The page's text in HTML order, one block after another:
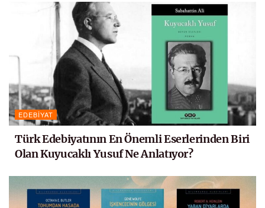
EDEBIYAT
Türk Edebiyatının En Önemli Eserlerinden Biri
Olan Kuyucaklı Yusuf Ne Anlatıyor?